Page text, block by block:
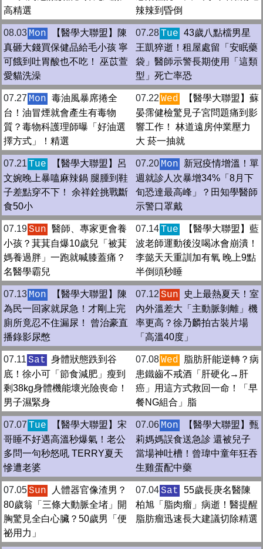
高精選
辣辣到昏倒
08.03 Mon
【醫學大聯盟】陳
真砸大錢買保健品給毛小孩 寧
可餓到吐胃酸也不吃！ 巫苡萱
愛貓洗澡
07.28Tue 43歲八點檔男星
王凱猝逝！租屋處留「安眠藥
袋」醫師示警長期使用「這類
型」死亡率恐
07.27 Mon 毒油風暴席捲全
台！油冒煙就會產生有毒物
質？毒物科護理師曝「好油選
擇方式」！精選
07.22 Wed
【醫學大聯盟】蘇
晏霈健檢驚見子宮問題痛到影
響工作！ 林道遠房仲業壓力
大 菸一抽就
07.21 Tue
【醫學大聯盟】呂
文婉晚上暴嗑麻辣鍋 腿腫到鞋
子差點穿不下！ 余祥銓挑戰斷
食50小
07.20 Mon
新冠疫情增溫！單
週就診人次暴增34%「8月下
旬恐達最高峰」？田知學醫師
示警口罩戴
07.19Sun 醫師、專家更會養
小孩？萁萁自爆10歲兒「被萁
媽養過胖」一跑就喊膝蓋痛？
名醫學霸兒
07.14Tue
【醫學大聯盟】藍
波老師運動後沒喝冰會崩潰！
李懿天天重訓加有氧 晚上9點
半倒頭秒睡
07.13 Mon
【醫學大聯盟】陳
為民一回家就尿急！才剛上完
廁所竟忍不住漏尿！ 曾治豪直
播錄影尿憋
07.12 Sun
史上最熱夏天！室
內外溫差大「主動脈剝離」機
率更高？徐乃麟拍古裝片場
「高溫40度」
07.11 Sat
身體狀態跌到谷
底！徐小可「節食減肥」瘦到
剩38kg身體機能壞光險喪命！
男子濕緊身
07.08Wed
脂肪肝能逆轉？病
患鐵齒不戒酒「肝硬化→肝
癌」用這方式救回一命！「早
餐NG組合」脂
07.07 Tue
【醫學大聯盟】宋
哥睡不好遇高溫秒爆氣！老公
多問一句秒怒吼 TERRY夏天
慘遭老婆
07.06 Mon
【醫學大聯盟】甄
莉媽媽誤食送急診 還被兒子
當場神吐槽！曾瑋中童年狂吞
生雞蛋配中藥
07.05Sun
人體器官像渣男？
80歲翁「三條大動脈全堵」開
胸驚見全白心臟？50歲男「便
祕用力」
07.04Sat
55歲長庚名醫陳
柏旭「脂肉瘤」病逝！醫提醒
脂肪瘤迅速長大建議切除精選